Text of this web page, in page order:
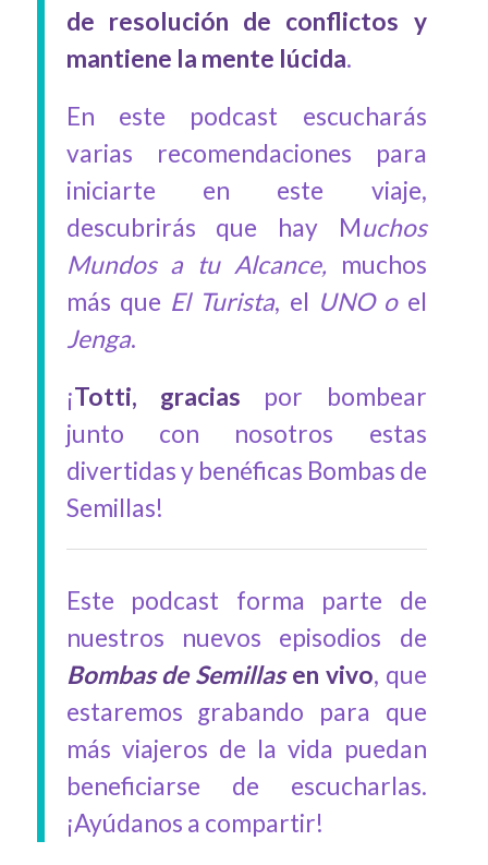
de resolución de conflictos y
mantiene la mente lúcida.
En este podcast escucharás
varias recomendaciones para
iniciarte en este viaje,
descubrirás que hay Muchos
Mundos a tu Alcance, muchos
más que El Turista, el UNO oel
Jenga.
¡Totti, gracias por bombear
junto con nosotros estas
divertidas y benéficas Bombas de
Semillas!
Este podcast forma parte de
nuestros nuevos episodios de
Bombas de Semillas en vivo, que
estaremos grabando para que
más viajeros de la vida puedan
beneficiarse de escucharlas.
¡Ayúdanos a compartir!